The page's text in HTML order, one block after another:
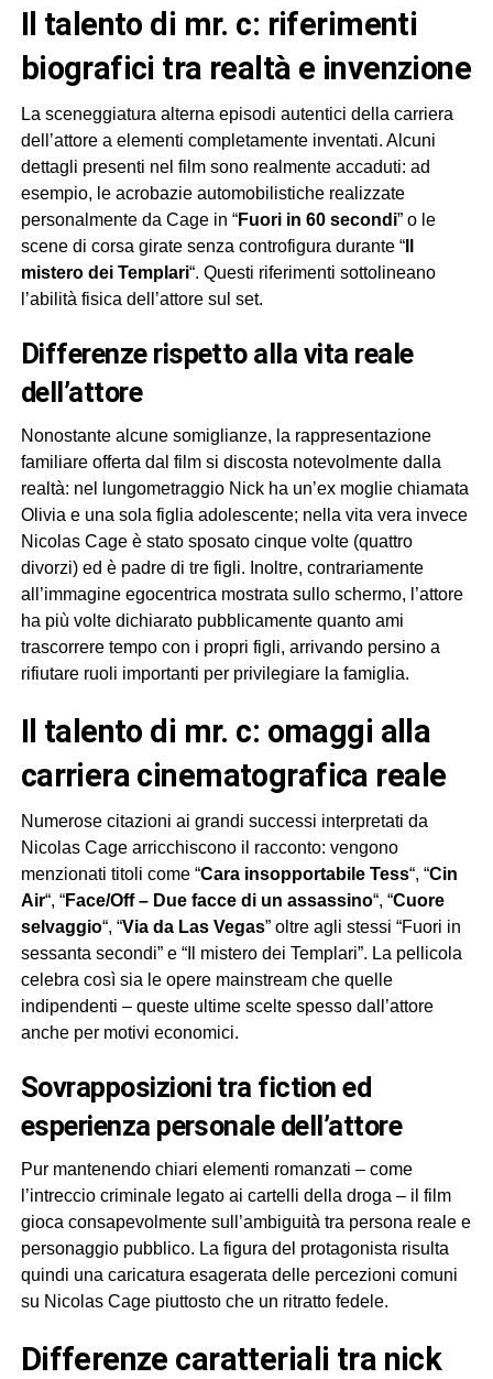
il talento di mr. c: riferimenti
biografici tra realtà e invenzione
La sceneggiatura alterna episodi autentici della carriera
dell’attore a elementi completamente inventati. Alcuni
dettagli presenti nel film sono realmente accaduti: ad
esempio, le acrobazie automobilistiche realizzate
personalmente da Cage in “Fuori in 60 secondi” o le
scene di corsa girate senza controfigura durante “Il
mistero dei Templari“. Questi riferimenti sottolineano
l’abilità fisica dell’attore sul set.
differenze rispetto alla vita reale
dell’attore
Nonostante alcune somiglianze, la rappresentazione
familiare offerta dal film si discosta notevolmente dalla
realtà: nel lungometraggio Nick ha un’ex moglie chiamata
Olivia e una sola figlia adolescente; nella vita vera invece
Nicolas Cage è stato sposato cinque volte (quattro
divorzi) ed è padre di tre figli. Inoltre, contrariamente
all’immagine egocentrica mostrata sullo schermo, l’attore
ha più volte dichiarato pubblicamente quanto ami
trascorrere tempo con i propri figli, arrivando persino a
rifiutare ruoli importanti per privilegiare la famiglia.
il talento di mr. c: omaggi alla
carriera cinematografica reale
Numerose citazioni ai grandi successi interpretati da
Nicolas Cage arricchiscono il racconto: vengono
menzionati titoli come “Cara insopportabile Tess“, “Cin
Air“, “Face/Off – Due facce di un assassino“, “Cuore
selvaggio“, “Via da Las Vegas” oltre agli stessi “Fuori in
sessanta secondi” e “Il mistero dei Templari”. La pellicola
celebra così sia le opere mainstream che quelle
indipendenti – queste ultime scelte spesso dall’attore
anche per motivi economici.
sovrapposizioni tra fiction ed
esperienza personale dell’attore
Pur mantenendo chiari elementi romanzati – come
l’intreccio criminale legato ai cartelli della droga – il film
gioca consapevolmente sull’ambiguità tra persona reale e
personaggio pubblico. La figura del protagonista risulta
quindi una caricatura esagerata delle percezioni comuni
su Nicolas Cage piuttosto che un ritratto fedele.
differenze caratteriali tra nick